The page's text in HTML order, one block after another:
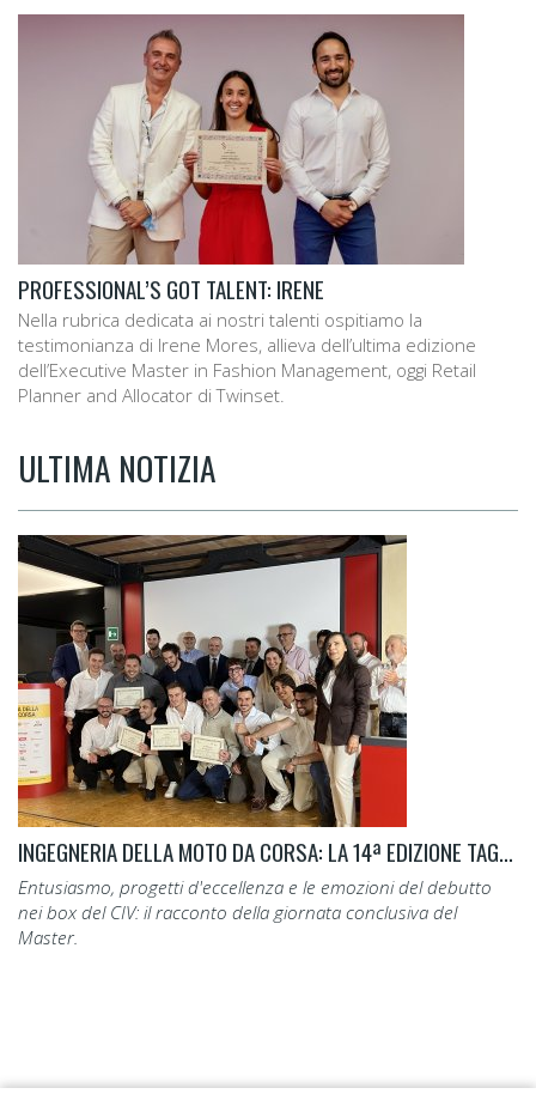
PROFESSIONAL’S GOT TALENT: IRENE
Nella rubrica dedicata ai nostri talenti ospitiamo la
testimonianza di Irene Mores, allieva dell’ultima edizione
dell’Executive Master in Fashion Management, oggi Retail
Planner and Allocator di Twinset.
ULTIMA NOTIZIA
INGEGNERIA DELLA MOTO DA CORSA: LA 14ª EDIZIONE TAGLIA IL TRAGUARDO.
Entusiasmo, progetti d'eccellenza e le emozioni del debutto
nei box del CIV: il racconto della giornata conclusiva del
Master.